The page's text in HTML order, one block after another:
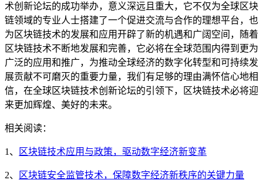
术创新论坛的成功举办，意义深远且重大，它不仅为全球区块
链领域的专业人士搭建了一个促进交流与合作的理想平台，也
为区块链技术的发展和应用开辟了新的机遇和广阔空间，随着
区块链技术不断地发展和完善，它必将在全球范围内得到更为
广泛的应用和推广，为推动全球经济的数字化转型和可持续发
展贡献不可磨灭的重要力量，我们有足够的理由满怀信心地相
信，在全球区块链技术创新论坛的引领下，区块链技术必将迎
来更加辉煌、美好的未来。
相关阅读：
1、 区块链技术应用与政策，驱动数字经济新变革
2、 区块链安全监管技术，保障数字经济新秩序的关键力量